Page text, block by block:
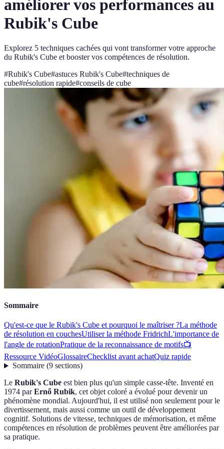
améliorer vos performances au
Rubik's Cube
Explorez 5 techniques cachées qui vont transformer votre approche
du Rubik's Cube et booster vos compétences de résolution.
#Rubik's Cube#astuces Rubik's Cube#techniques de
cube#résolution rapide#conseils de cube
Sommaire
Qu'est-ce que le Rubik's Cube et pourquoi le maîtriser ?La méthode
de résolution en couchesUtiliser la méthode FridrichL'importance de
l'angle de rotationPratique de la reconnaissance de motifs📺
Ressource VidéoGlossaireChecklist avant achatQuiz rapide
Sommaire(9 sections)
Le Rubik's Cube est bien plus qu'un simple casse-tête. Inventé en
1974 parErnő Rubik, cet objet coloré a évolué pour devenir un
phénomène mondial. Aujourd'hui, il est utilisé non seulement pour le
divertissement, mais aussi comme un outil de développement
cognitif. Solutions de vitesse, techniques de mémorisation, et même
compétences en résolution de problèmes peuvent être améliorées par
sa pratique.